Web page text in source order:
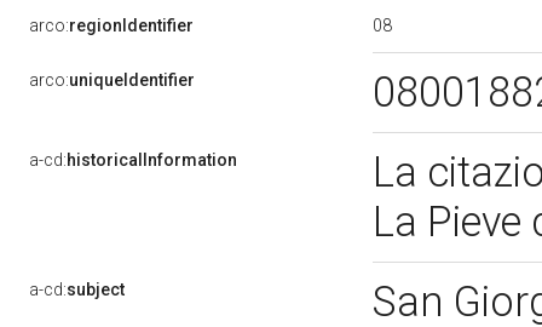
arco:regionIdentifier 08
arco:uniqueIdentifier
a-cd:historicalInformation
La
La
a-cd:subject San